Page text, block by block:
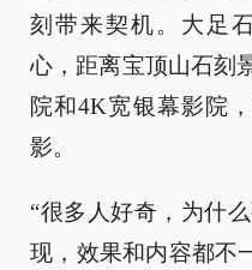
刻带来契机。大足
心，距离宝顶山石刻
院和4K宽银幕影院
影。
“很多人好奇，为什
现，效果和内容都不